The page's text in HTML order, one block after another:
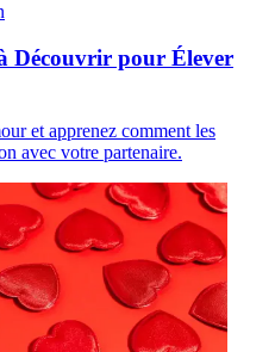
Découvrir pour Élever
et apprenez comment les
avec votre partenaire.